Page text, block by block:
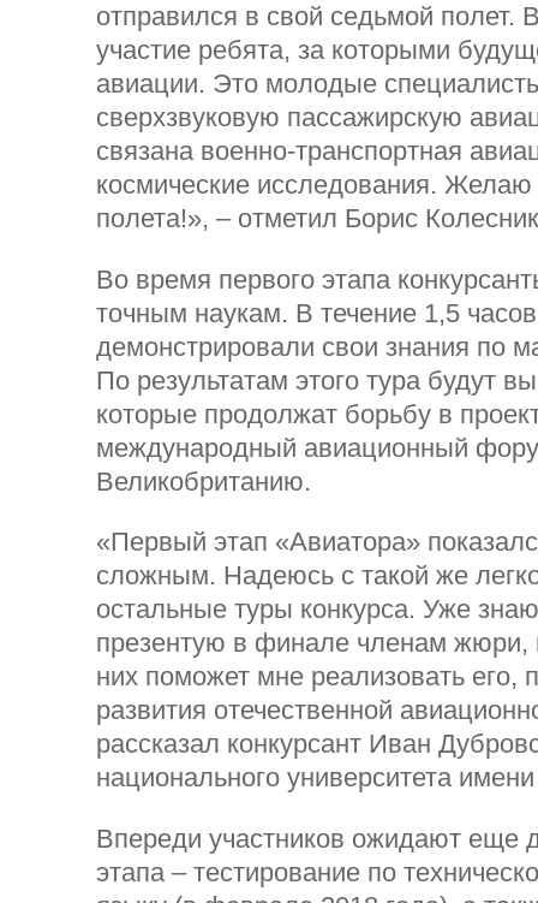
отправился в свой седьмой полет.
участие ребята, за которыми
авиации. Это молодые
сверхзвуковую пассажирскую
связана военно-транспортная
космические исследования.
полета!», – отметил Борис
Во время первого этапа
точным наукам. В течение 1,5
демонстрировали свои знания по
По результатам этого тура будут
которые продолжат борьбу в
международный авиационный
Великобританию.
«Первый этап «Авиатора»
сложным. Надеюсь с такой же
остальные туры конкурса. Уже
презентую в финале членам жюри,
них поможет мне реализовать
развития отечественной
рассказал конкурсант Иван
национального университета
Впереди участников ожидают еще
этапа – тестирование по